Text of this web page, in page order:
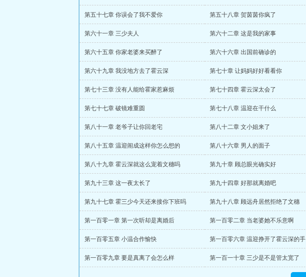
第五十七章 你误会了我不爱你 第五十八章 贺茵茵你疯了
第六十一章 三少夫人 第六十二章 这是我的家事
第六十五章 你家老婆来买醉了 第六十六章 出国前确诊的
第六十九章 我没地方去了霍云深 第七十章 让妈妈好好看看你
第七十三章 没有人能给霍家惹麻烦 第七十四章 霍云深太会了
第七十七章 破镜难重圆 第七十八章 温迎在干什么
第八十一章 老爷子让你回老宅 第八十二章 文小姐来了
第八十五章 温迎闹成这样你怎么想的 第八十六章 男人的面子
第八十九章 霍云深就这么宠着文穗吗 第九十章 顾总眼光确实好
第九十三章 这一夜太长了 第九十四章 好那就离婚吧
第九十七章 霍三少今天还来接你下班吗 第九十八章 顾远舟居然拒绝了文穗
第一百零一章 第一次听却是离婚后 第一百零二章 当老婆她不乐意啊
第一百零五章 小温合作愉快 第一百零六章 温迎挣开了霍云深的手
第一百零九章 要是真离了会怎么样 第一百一十章 三少是不是管太宽了